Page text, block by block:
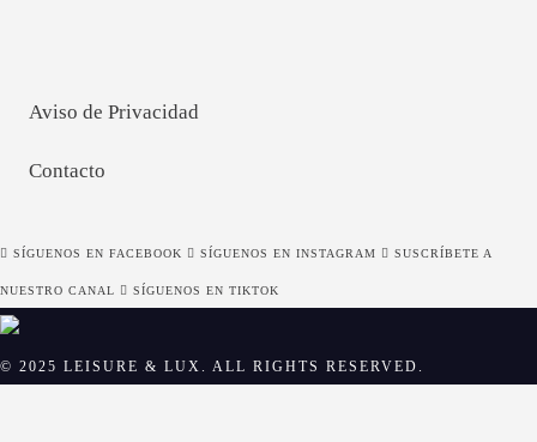
Aviso de Privacidad
Contacto
SÍGUENOS EN FACEBOOK SÍGUENOS EN INSTAGRAM SUSCRÍBETE A
NUESTRO CANAL SÍGUENOS EN TIKTOK
© 2025 LEISURE & LUX. ALL RIGHTS RESERVED.